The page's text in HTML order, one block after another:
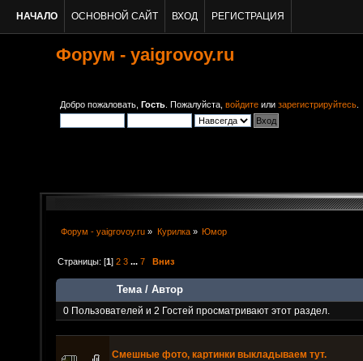
НАЧАЛО ОСНОВНОЙ САЙТ ВХОД РЕГИСТРАЦИЯ
Форум - yaigrovoy.ru
Добро пожаловать, Гость . Пожалуйста, войдите или зарегистрируйтесь
Форум - yaigrovoy.ru » Курилка» Юмор
Страницы: [1]2 3 ...7 Вниз
Тема /Автор
0 Пользователей и 2 Гостей просматривают этот раздел.
Смешные фото, картинки выкладываем тут.